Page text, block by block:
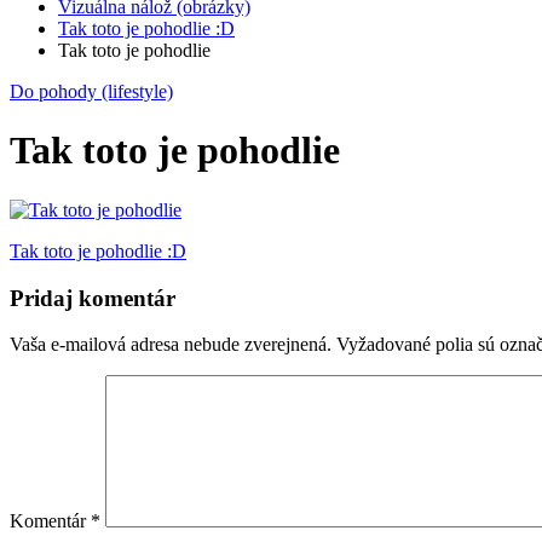
Vizuálna nálož (obrázky)
Tak toto je pohodlie :D
Tak toto je pohodlie
Do pohody (lifestyle)
Tak toto je pohodlie
Navigácia
v
článku
Tak toto je pohodlie :D
Pridaj komentár
Vaša e-mailová adresa nebude zverejnená. Vyžadované polia sú
Komentár *